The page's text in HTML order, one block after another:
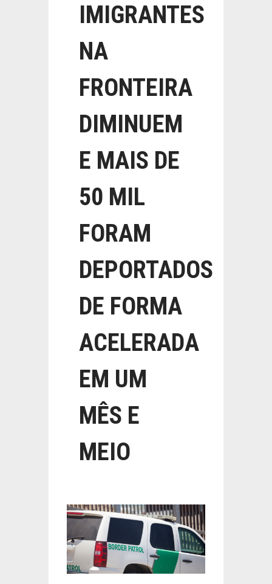
IMIGRANTES
NA
FRONTEIRA
DIMINUEM
E MAIS DE
50 MIL
FORAM
DEPORTADOS
DE FORMA
ACELERADA
EM UM
MÊS E
MEIO